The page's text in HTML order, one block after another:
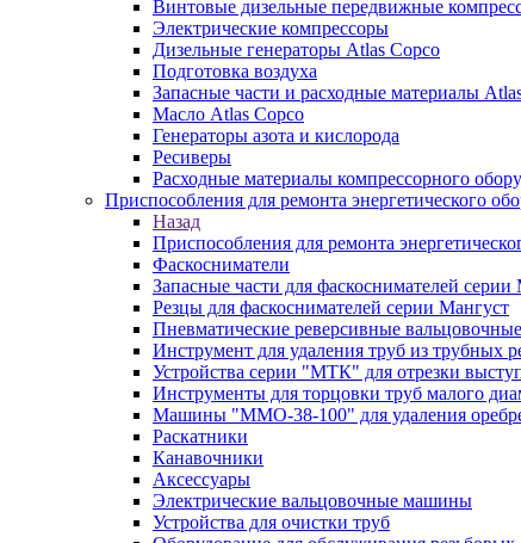
Винтовые дизельные передвижные
Электрические компрессоры
Дизельные генераторы Atlas Copco
Подготовка воздуха
Запасные части и расходные материалы
Масло Atlas Copco
Генераторы азота и кислорода
Ресиверы
Расходные материалы компрессорного
Приспособления для ремонта энергетического
Назад
Приспособления для ремонта
Фаскосниматели
Запасные части для фаскоснимателей серии
Резцы для фаскоснимателей серии Мангуст
Пневматические реверсивные
Инструмент для удаления труб из трубных
Устройства серии "МТК" для отрезки
Инструменты для торцовки труб малого
Машины "ММО-38-100" для удаления
Раскатники
Канавочники
Аксессуары
Электрические вальцовочные машины
Устройства для очистки труб